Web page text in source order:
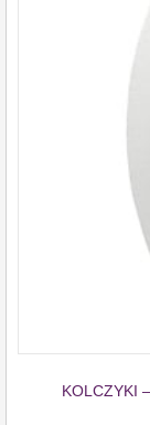
KOLCZYKI